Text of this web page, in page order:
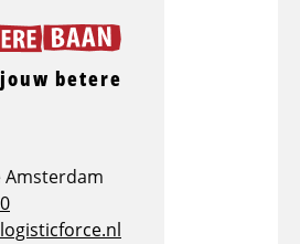
betere
Amsterdam